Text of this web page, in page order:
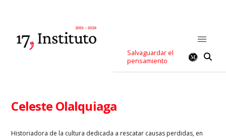
Salvaguardar el
pensamiento
Celeste Olalquiaga
Historiadora de la cultura dedicada a rescatar causas perdidas, en